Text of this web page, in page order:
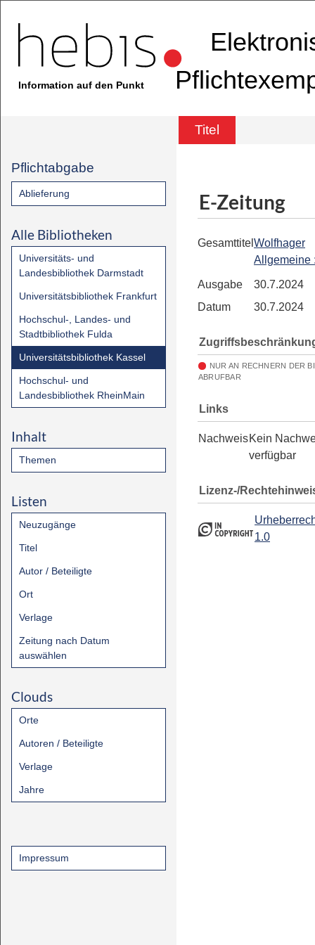
Information auf den Punkt
Titel
Pflichtabgabe
Ablieferung
Alle Bibliotheken
Universitäts- und
Landesbibliothek Darmstadt
Universitätsbibliothek Frankfurt
Hochschul-, Landes- und
Stadtbibliothek Fulda
Universitätsbibliothek Kassel
Hochschul- und
Landesbibliothek RheinMain
Inhalt
Themen
Listen
Neuzugänge
Titel
Autor / Beteiligte
Ort
Verlage
Zeitung nach Datum
auswählen
Clouds
Orte
Autoren / Beteiligte
Verlage
Jahre
Impressum
E-Zeitung
Gesamttitel Wolfhager
Allgemeine
Ausgabe
30.7.2024
Datum
30.7.2024
NUR AN RECHNERN DER
ABRUFBAR
Links
NachweisKein
verfügbar
Lizenz-/
1.0